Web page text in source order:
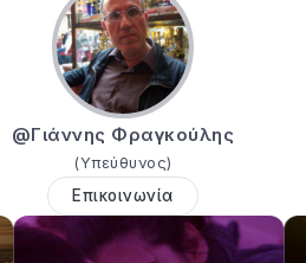
@Γιάννης Φραγκούλης
(Υπεύθυνος)
Επικοινωνία